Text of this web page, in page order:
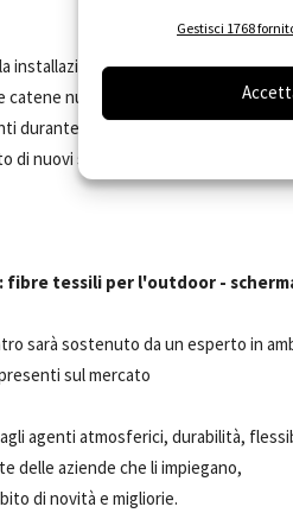
Gestisci 1768
installazione e ancoraggio delle
catene nuova frontiera della
durante le installazioni;
di nuovi sistemi di sicurezza.
fibre tessili per l'outdoor -
sarà sostenuto da un esperto in
sul mercato
agenti atmosferici, durabilità,
delle aziende che li impiegano,
di novità e migliorie.